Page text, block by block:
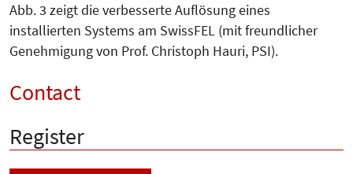
Abb. 3 zeigt die verbesserte Auflösung eines
installierten Systems am SwissFEL (mit freundlicher
Genehmigung von Prof. Christoph Hauri, PSI).
Contact
Register